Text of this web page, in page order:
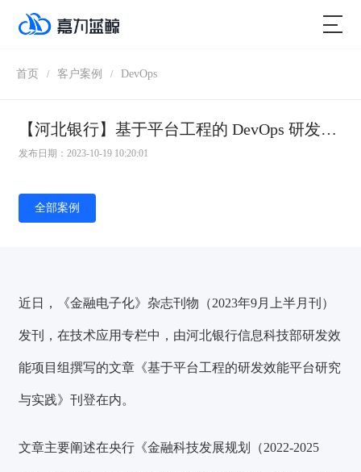
首页 / 客户案例 / DevOps
【河北银行】基于平台工程的 DevOps 研发效能平台研究与实践
发布日期：2023-10-19 10:20:01
全部案例
近日，《金融电子化》杂志刊物（2023年9月上半月刊）
发刊，在技术应用专栏中，由河北银行信息科技部研发效
能项目组撰写的文章《基于平台工程的研发效能平台研究
与实践》刊登在内。
文章主要阐述在央行《金融科技发展规划（2022-2025